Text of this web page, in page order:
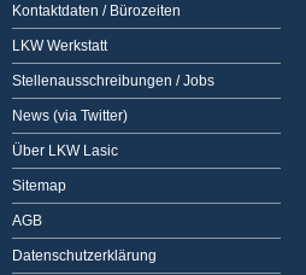
Kontaktdaten / Bürozeiten
LKW Werkstatt
Stellenausschreibungen / Jobs
News (via Twitter)
Über LKW Lasic
Sitemap
AGB
Datenschutzerklärung